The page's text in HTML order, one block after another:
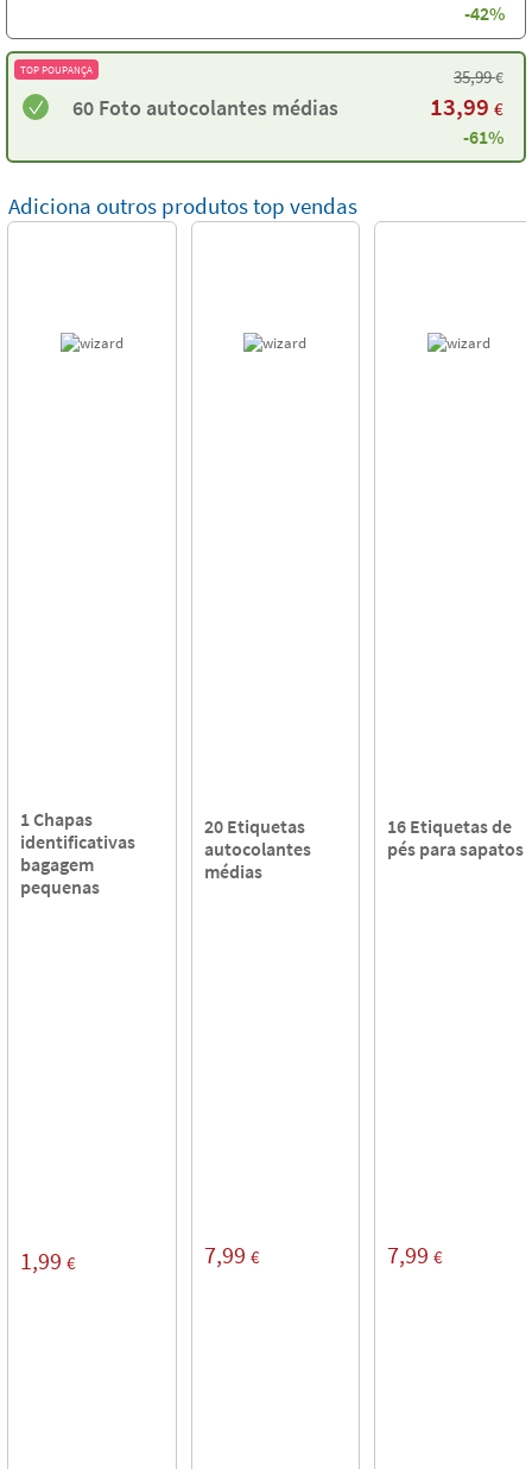
-42%
TOP POUPANÇA
60 Foto autocolantes médias
35,99€
13,99 €
-61%
Adiciona outros produtos top vendas
1 Chapas
identificativas
bagagem
pequenas
1,99 €
20 Etiquetas
autocolantes
médias
7,99 €
16 Etiquetas de
pés para sapatos
7,99 €